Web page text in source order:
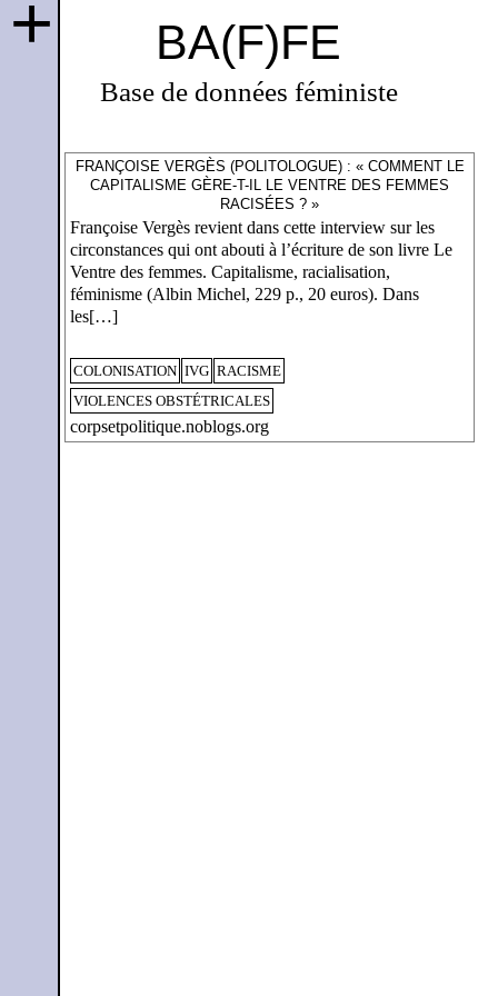
BA(F)FE
Base de données féministe
+
FRANÇOISE VERGÈS (POLITOLOGUE) : « COMMENT LE
CAPITALISME GÈRE-T-IL LE VENTRE DES FEMMES
RACISÉES ? »
Françoise Vergès revient dans cette interview sur les
circonstances qui ont abouti à l’écriture de son livre Le
Ventre des femmes. Capitalisme, racialisation,
féminisme (Albin Michel, 229 p., 20 euros). Dans
les[…]
COLONISATION IVG RACISME
VIOLENCES OBSTÉTRICALES
corpsetpolitique.noblogs.org